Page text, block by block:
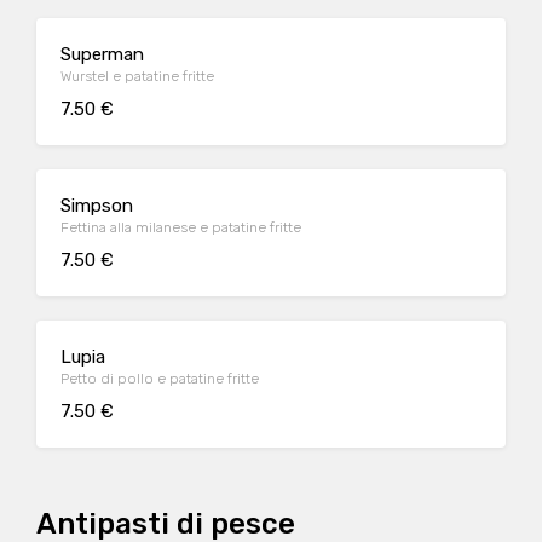
Superman
Wurstel e patatine fritte
7.50 €
Simpson
Fettina alla milanese e patatine fritte
7.50 €
Lupia
Petto di pollo e patatine fritte
7.50 €
Antipasti di pesce